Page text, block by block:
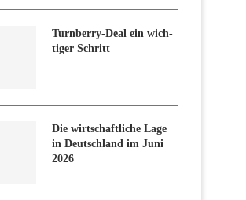
Turn­ber­ry-Deal ein wich­
ti­ger Schritt
Die wirtschaftliche Lage
in Deutschland im Juni
2026